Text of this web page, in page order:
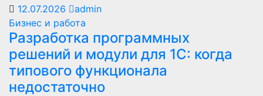
12.07.2026
admin
Бизнес и работа
Разработка программных
решений и модули для 1С: когда
типового функционала
недостаточно